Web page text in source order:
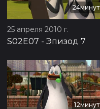
24минут
25 апреля 2010 г.
S02E07 - Эпизод 7
12минут